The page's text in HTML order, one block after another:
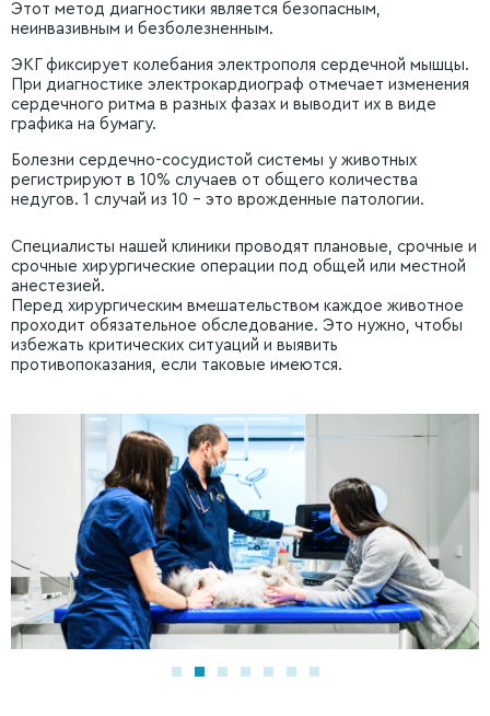
Этот метод диагностики является безопасным,
неинвазивным и безболезненным.
ЭКГ фиксирует колебания электрополя сердечной мышцы.
При диагностике электрокардиограф отмечает изменения
сердечного ритма в разных фазах и выводит их в виде
графика на бумагу.
Болезни сердечно-сосудистой системы у животных
регистрируют в 10% случаев от общего количества
недугов. 1 случай из 10 – это врожденные патологии.
Специалисты нашей клиники проводят плановые, срочные и
срочные хирургические операции под общей или местной
анестезией.
Перед хирургическим вмешательством каждое животное
проходит обязательное обследование. Это нужно, чтобы
избежать критических ситуаций и выявить
противопоказания, если таковые имеются.